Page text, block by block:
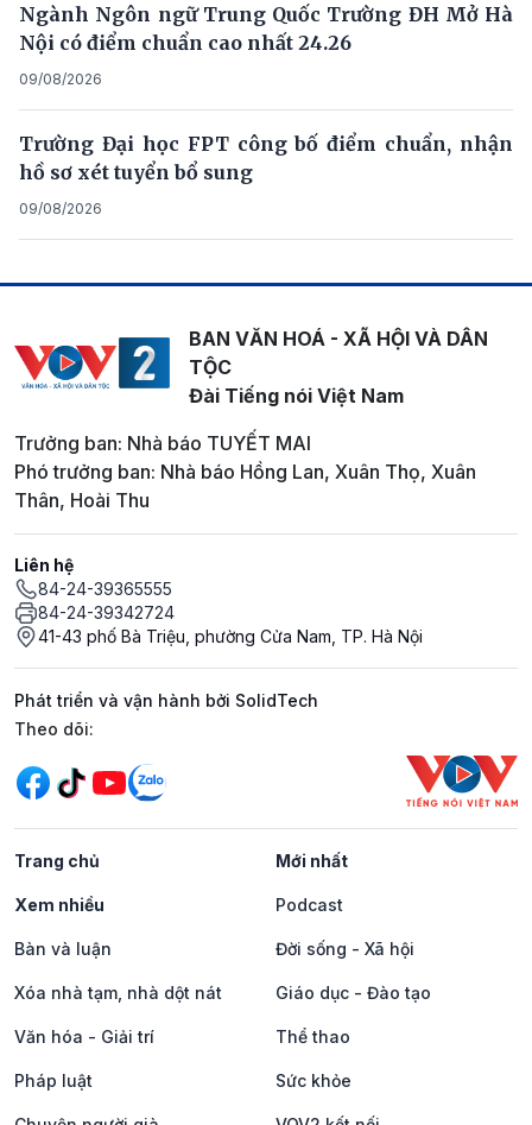
Ngành Ngôn ngữ Trung Quốc Trường ĐH Mở Hà
Nội có điểm chuẩn cao nhất 24.26
09/08/2026
Trường Đại học FPT công bố điểm chuẩn, nhận
hồ sơ xét tuyển bổ sung
09/08/2026
BAN VĂN HOÁ - XÃ HỘI VÀ DÂN
TỘC
Đài Tiếng nói Việt Nam
Trưởng ban: Nhà báo TUYẾT MAI
Phó trưởng ban: Nhà báo Hồng Lan, Xuân Thọ, Xuân
Thân, Hoài Thu
Liên hệ
84-24-39365555
84-24-39342724
41-43 phố Bà Triệu, phường Cửa Nam, TP. Hà Nội
Phát triển và vận hành bởi SolidTech
Mạng xã hội
Theo dõi:
Trang chủ Mới nhất
Xem nhiều Podcast
Bàn và luận Đời sống - Xã hội
Xóa nhà tạm, nhà dột nát Giáo dục - Đào tạo
Văn hóa - Giải trí Thể thao
Pháp luật Sức khỏe